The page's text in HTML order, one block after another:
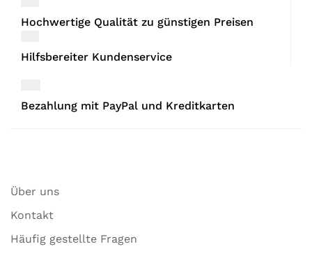
Hochwertige Qualität zu günstigen Preisen
Hilfsbereiter Kundenservice
Bezahlung mit PayPal und Kreditkarten
Über uns
Kontakt
Häufig gestellte Fragen